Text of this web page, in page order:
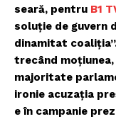
seară, pentru B1
soluție de guvern
dinamitat
trecând moțiunea,
majoritate
ironie acuzația
e în campanie